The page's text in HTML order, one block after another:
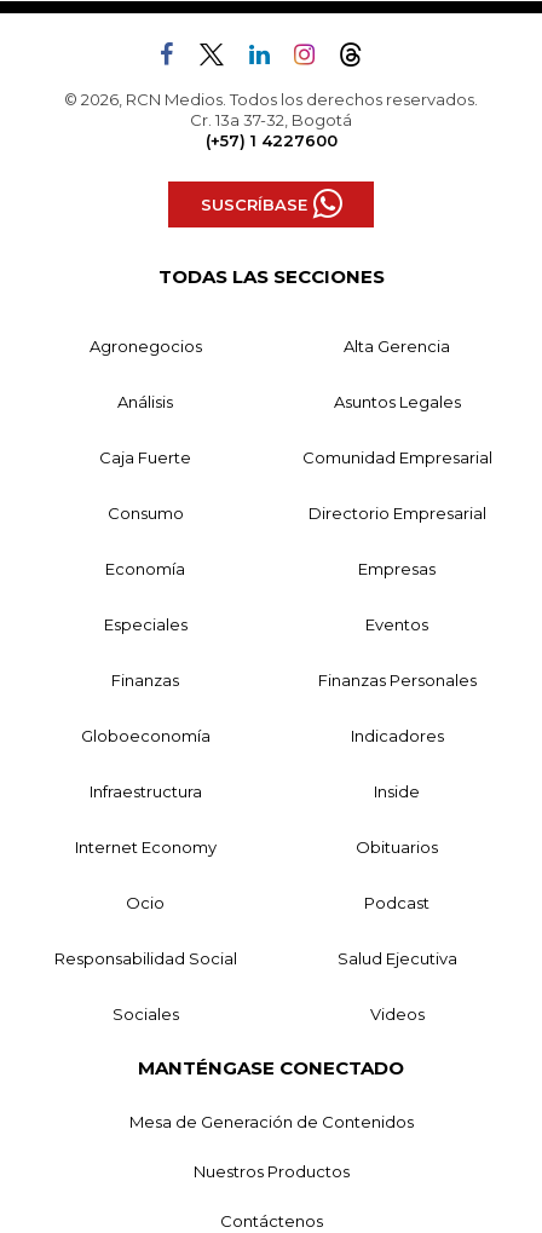
© 2026, RCN Medios. Todos los derechos reservados.
Cr. 13a 37-32, Bogotá
(+57) 1 4227600
SUSCRÍBASE
TODAS LAS SECCIONES
Agronegocios Alta Gerencia
Análisis Asuntos Legales
Caja Fuerte Comunidad Empresarial
Consumo Directorio Empresarial
Economía Empresas
Especiales Eventos
Finanzas Finanzas Personales
Globoeconomía Indicadores
Infraestructura Inside
Internet Economy Obituarios
Ocio Podcast
Responsabilidad Social Salud Ejecutiva
Sociales Videos
MANTÉNGASE CONECTADO
Mesa de Generación de Contenidos
Nuestros Productos
Contáctenos